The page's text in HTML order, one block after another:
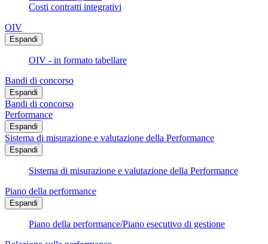
Costi contratti integrativi
OIV
Espandi
OIV - in formato tabellare
Bandi di concorso
Espandi
Bandi di concorso
Performance
Espandi
Sistema di misurazione e valutazione della Performance
Espandi
Sistema di misurazione e valutazione della Performance
Piano della performance
Espandi
Piano della performance/Piano esecutivo di gestione